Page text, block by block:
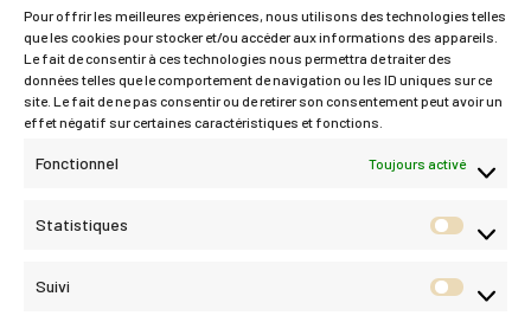
Pour offrir les meilleures expériences, nous utilisons des technologies telles
que les cookies pour stocker et/ou accéder aux informations des appareils.
Le fait de consentir à ces technologies nous permettra de traiter des
données telles que le comportement de navigation ou les ID uniques sur ce
site. Le fait de ne pas consentir ou de retirer son consentement peut avoir un
effet négatif sur certaines caractéristiques et fonctions.
Fonctionnel Toujours activé
Statistiques
Suivi
Suivi
Devenez bénévole
Nous soutenir